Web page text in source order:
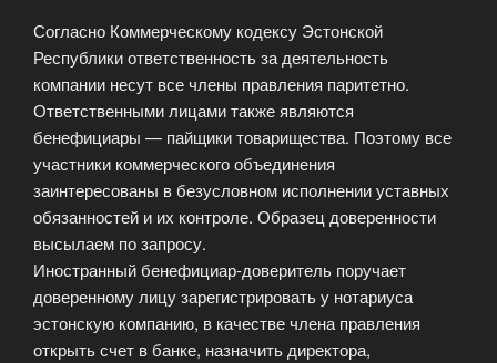
Согласно Коммерческому кодексу Эстонской
Республики ответственность за деятельность
компании несут все члены правления паритетно.
Ответственными лицами также являются
бенефициары — пайщики товарищества. Поэтому все
участники коммерческого объединения
заинтересованы в безусловном исполнении уставных
обязанностей и их контроле. Образец доверенности
высылаем по запросу.
Иностранный бенефициар-доверитель поручает
доверенному лицу зарегистрировать у нотариуса
эстонскую компанию, в качестве члена правления
открыть счет в банке, назначить директора,